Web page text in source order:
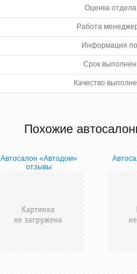
Оценка
Работа
Информация
Срок
Качество
Похожие
Автосалон «Автодом»
отзывы